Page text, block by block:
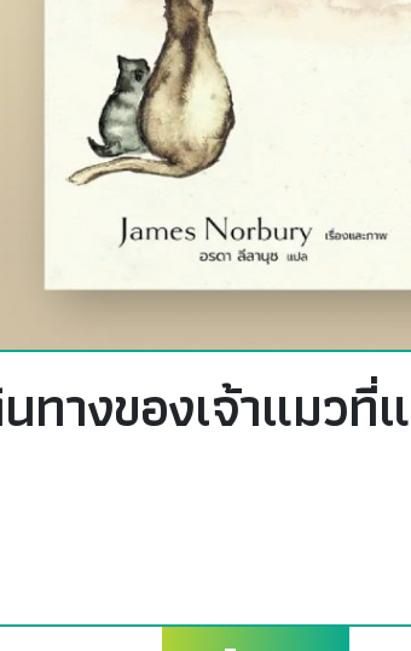
ทางของเจ้าแมว